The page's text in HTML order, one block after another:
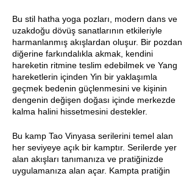
Bu stil hatha yoga pozları, modern dans ve
uzakdoğu dövüş sanatlarının etkileriyle
harmanlanmış akışlardan oluşur. Bir pozdan
diğerine farkındalıkla akmak, kendini
hareketin ritmine teslim edebilmek ve Yang
hareketlerin içinden Yin bir yaklaşımla
geçmek bedenin güçlenmesini ve kişinin
dengenin değişen doğası içinde merkezde
kalma halini hissetmesini destekler.
Bu kamp Tao Vinyasa serilerini temel alan
her seviyeye açık bir kamptır. Serilerde yer
alan akışları tanımanıza ve pratiğinizde
uygulamanıza alan açar. Kampta pratiğin